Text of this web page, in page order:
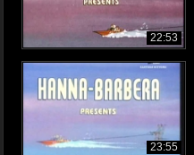
22:53
23:55